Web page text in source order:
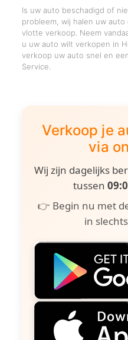
Is uw auto beschadigd of
probleem, wij halen uw
vlotte verkoop. Neem
u uw auto wilt verkopen in
verkoop uw auto snel en
Service.
Verkoop je
via
Wij zijn dagelijks
tussen
👉 Begin nu met
in